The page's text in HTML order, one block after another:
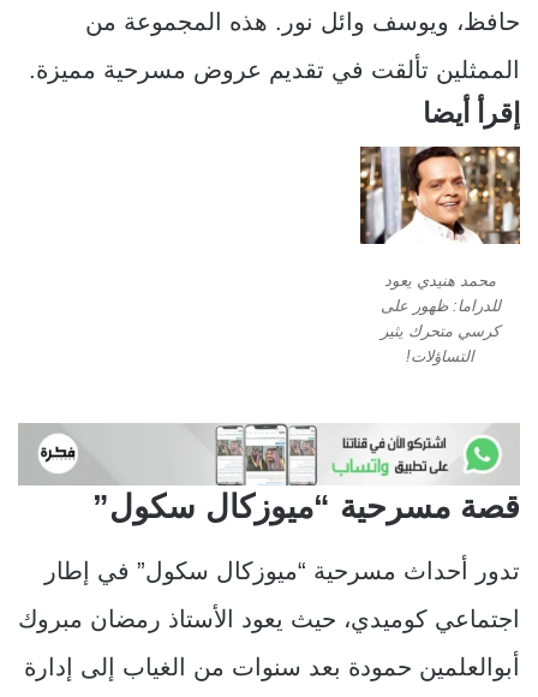
حافظ، ويوسف وائل نور. هذه المجموعة من
الممثلين تألقت في تقديم عروض مسرحية مميزة.
إقرأ أيضا
محمد هنيدي يعود
للدراما: ظهور على
كرسي متحرك يثير
التساؤلات!
قصة مسرحية “ميوزكال سكول”
تدور أحداث مسرحية “ميوزكال سكول” في إطار
اجتماعي كوميدي، حيث يعود الأستاذ رمضان مبروك
أبوالعلمين حمودة بعد سنوات من الغياب إلى إدارة